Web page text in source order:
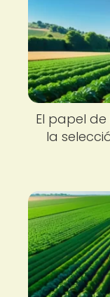
El papel
la